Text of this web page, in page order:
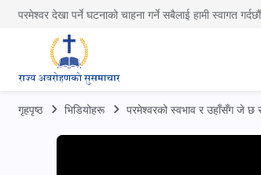
परमेश्वर देखा पर्ने घटनाको चाहना गर्ने सबैलाई हामी स्वागत
गृहपृष्ठ भिडियोहरू परमेश्‍वरको स्वभाव र उहाँसँग जे छ